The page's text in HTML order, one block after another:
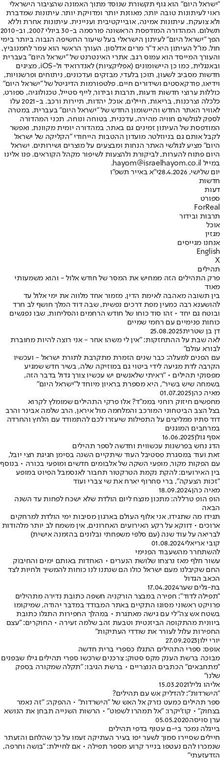
"ישראל היום" הוא גוף תקשורת שנוסד מתוך האמונה שהציבור הישראלי
ראוי לעיתונות טובה יותר, מאוזנת יותר ומדויקת יותר. עיתונות שמדברת
ולא צועקת. עיתונות אמינה, אובייקטיבית ועניינית. עיתונות אחרת וללא
תשלום. המהדורה המודפסת הראשונה פורסמה ב-30 ביולי 2007, וב-2010
הפך "ישראל היום" לעיתון הישראלי בעל שיעור החשיפה הגבוה ביותר בימי
חול. מו"ל העיתון היא ד"ר מרים אדלסון. העורך הראשי הוא עמר לחמנוביץ,
והעורך המייסד הוא עמוס רגב. אתרי האינטרנט של "ישראל היום" בעברית
ובאנגלית, כמו כן היישומונים (אפליקציות) לאנדרואיד ול-iOS, מציגים
חדשות מסביב לשעון, תוכן בלעדי, מבזקים ועדכונים, ניתוחים ופרשנויות,
וידיאו, פודקאסטים ושידורים חיים. פלטפורמות הדיגיטל של "ישראל היום"
כוללות ערוצי חדשות ודעות, תרבות ובידור, לייף סטייל, טכנולוגיה, ספורט,
כלכלה וצרכנות, בריאות, חיילים, אוכל, יהדות, תיירות ורכב. ב-2021 עלו
לאוויר האתר החדש והיישומון החדש של "ישראל היום" בעברית, במטרה
לספק לגולשים חוויה מהירה, עדכנית, בטוחה ונוחה. תכני המהדורה
המודפסת של העיתון זמינים גם באתר, במהדורה יומית מקוונת, ואפשר
לקבל אותם גם בניוזלטר. מועדון ההטבות הייחודי "הקליקה של ישראל
היום" מציע לגולשי האתר הנחות ומבצעים על מוצרים ושירותים. ישראל
היום פתוח להערות, לביקורת ולהצעות לשיפור מקהל הקוראים. פנו אלינו
במייל hayom@israelhayom.co.il.
יום שלישי, 28.4.2026
י"א באייר תשפ"ו
חדשות
דעות
ספורט
ForReal
תרבות ובידור
אוכל
מגזין
אנחנו מגייסים
English
X
תהילים
פרק התהילים הזה ממחיש את המסר של חודש אלול - והוא משמעותי
מאוד
בין תשובה מאהבה לאימת הדין, מזמור אחד מלווה את ימי אלול עד
להושענא רבה כמעין מפת דרכים נפשית, שבה דוד המלך חושף לב חרד
ובוטח גם יחד • זהו סוד כוחו של חודש הרחמים והסליחות, שבו נפגשים
כוחות פנימיים עם רחמי שמיים
דן בן שטרית25.08.2025
לאה שבת על ההתחזקות: "אין לי משהו אחר - אני רוצה להיות מחוברת
לבורא עולם"
עם הפנים למעלה: כבר שנים הזמרת מתקרבת לתורת ישראל - ועכשיו
הקרבה לדת מגיעה לידי ביטוי גם במוזיקה שלה, בשיר חדש שמגיע
מפסוקי תהילים • "ראיתי שלאנשים יש עכשיו צורך גדול בדבר הזה,
בשמחה שיש בשיר", היא מספרת בראיון מיוחד ל"ישראל היום"
מאיה כהן01.07.2025
מחפשים חיזוק רוחני בממ"ד? אלו פרקי התהילים שמומלץ לקרוא
בצל הצב הביטחוני המורכב והמלחמה מול איראן, הרב שלמה אבינר והרב
דוד סתיו ממליצים על התפילות שיעזרו לכם להתמודד עם הלחץ והחרדה
במרחבים המוגנים
אסף גולן16.06.2025
הדג נחש בפרשנות עכשווית וחדשה לספר תהילים
זאת ועוד במסגרת פסטיבל העוד שיתקיים השנה בסימן חגיגת חצי יובל,
עם הפקות מקור, מופעי השקה של אלבומים חדשים ומופעי בכורה • בנוסף
בין האירועים: להקת נקמת הטרקטור תחבור לאנסמבל הפיוט במופע
"זכות הצעקה", ברי סחרוף יארח את שי צברי ועוד
מאיה כהן18.09.2024
הופ הופ טרללה: מתכון מנצח ליום הולדת שלא ישכח לפחות עד השנה
הבאה
תגידו מה שתגידו, אני אלוף העולם בארגון מסיבות ימי הולדת למרחקים
ארוכים • דווקא על רקע האירועים האחרונים, אין משמח לב יותר מלהודות
לבריאה על עוד שנה (עם סלפי משפחתי ובלונים בהזמנה אישית)
קובי אריאלי01.08.2024
להשתחרר מהשעבוד הפנימי
עשור חלף מאז נרצחו שלושת הנערים • האחדות באותם ימים והחיבוק
החם שקיבלנו מעם ישראל כולו הם שנתנו לנו כוחות להמשיך ולחיות לצד
הכאב הגדול
בת-גלים שער17.04.2024
"תפילה לדוד": חפירה במבצר הורקניה חשפה כתובת נדירה מתהילים
פרויקט ראשוני מסוגו התקיים באתר המבודד במדבר יהודה, שמיקומו
בשטח אש צה"לי עם גישה מאתגרת • במהלך החפירות התגלו כתובת
ביוונית מהתקופה הביזנטית וטבעת זהב שלמה זעירה • החוקרים: "עצם
החפירות עלול לעורר את שודדי העתיקות"
יורי ילון27.09.2023
אופס: ספרי התהילים התגלו כספרי ברית חדשה
מבוכה ברשת הענק מקס סטוק: צרכנים שרכשו ספרי תהילים גילו שבפנים
"מתחבאים" הכתבים הנוצריים • ברשת הגיבו: "תקלה שמקורה בספק
שלנו"
אליהו גליל15.03.2021
"הישרדות": להדליק אש עם תהילים?
ספר תהילים כמעט נזרק אל האש של "הישרדות" • ההפקה: "זה נאמר
בצחוק" • קוז'יקרו: "אל תמהרו לשפוט" • הרשות השנייה תבחן את הנושא
ערן סויסה05.05.2020
בייגלה נמכר בי-ם עטוף בדפי תהילים
חיילים שסיירו סמוך לשער יפו בעיר העתיקה זעמו על כך שהלחם והזעתר
שנמכרו להם נעטפו בנייר קרוע מספר תפילה • אם לחיילת: "בושה וחרפה,
הזדעזעתי"